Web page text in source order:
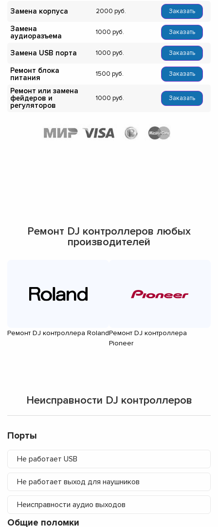
Замена корпуса 2000 Заказать
Замена
аудиоразъема
1000 Заказать
Замена USB порта 1000 Заказать
Ремонт блока
питания
1500 Заказать
Ремонт или замена
фейдеров и
регуляторов
1000 Заказать
Ремонт DJ контроллеров любых
производителей
Ремонт DJ контроллера RolandРемонт DJ контроллера
Pioneer
Неисправности DJ контроллеров
Порты
Не работает USB
Не работает выход для наушников
Неисправности аудио выходов
Общие поломки